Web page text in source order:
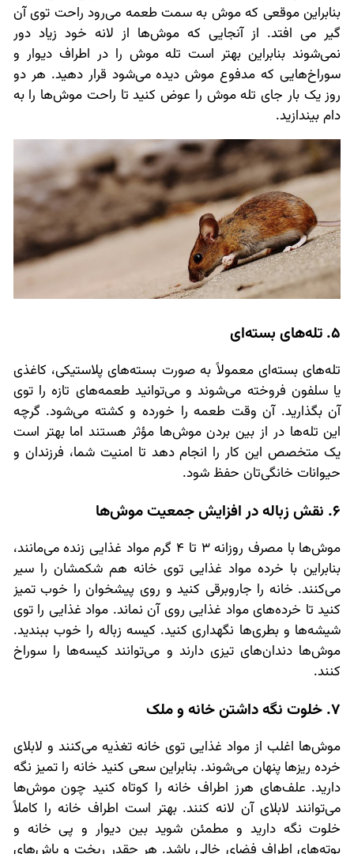
بنابراین موقعی که موش به سمت طعمه می‌رود راحت توی آن
گیر می افتد. از آنجایی که موش‌ها از لانه خود زیاد دور
نمی‌شوند بنابراین بهتر است تله موش را در اطراف دیوار و
سوراخ‌هایی که مدفوع موش دیده می‌شود قرار دهید. هر دو
روز یک بار جای تله موش را عوض کنید تا راحت موش‌ها را به
دام بیندازید.
5. تله‌های بسته‌ای
تله‌های بسته‌ای معمولاً به صورت بسته‌های پلاستیکی، کاغذی
یا سلفون فروخته می‌شوند و می‌توانید طعمه‌های تازه را توی
آن بگذارید. آن وقت طعمه را خورده و کشته می‌شود. گرچه
این تله‌ها در از بین بردن موش‌ها مؤثر هستند اما بهتر است
یک متخصص این کار را انجام دهد تا امنیت شما، فرزندان و
حیوانات خانگی‌تان حفظ شود.
6. نقش زباله در افزایش جمعیت موش‌ها
موش‌ها با مصرف روزانه 3 تا 4 گرم مواد غذایی زنده می‌مانند،
بنابراین با خرده مواد غذایی توی خانه هم شکمشان را سیر
می‌کنند. خانه را جاروبرقی کنید و روی پیشخوان را خوب تمیز
کنید تا خرده‌های مواد غذایی روی آن نماند. مواد غذایی را توی
شیشه‌ها و بطری‌ها نگهداری کنید. کیسه زباله را خوب ببندید.
موش‌ها دندان‌های تیزی دارند و می‌توانند کیسه‌ها را سوراخ
کنند.
7. خلوت نگه داشتن خانه و ملک
موش‌ها اغلب از مواد غذایی توی خانه تغذیه می‌کنند و لابلای
خرده ریزها پنهان می‌شوند. بنابراین سعی کنید خانه را تمیز نگه
دارید. علف‌های هرز اطراف خانه را کوتاه کنید چون موش‌ها
می‌توانند لابلای آن لانه کنند. بهتر است اطراف خانه را کاملاً
خلوت نگه دارید و مطمئن شوید بین دیوار و پی خانه و